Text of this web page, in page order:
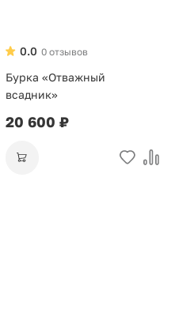
0 отзывов
0.0
Бурка «Отважный
всадник»
20 600 ₽